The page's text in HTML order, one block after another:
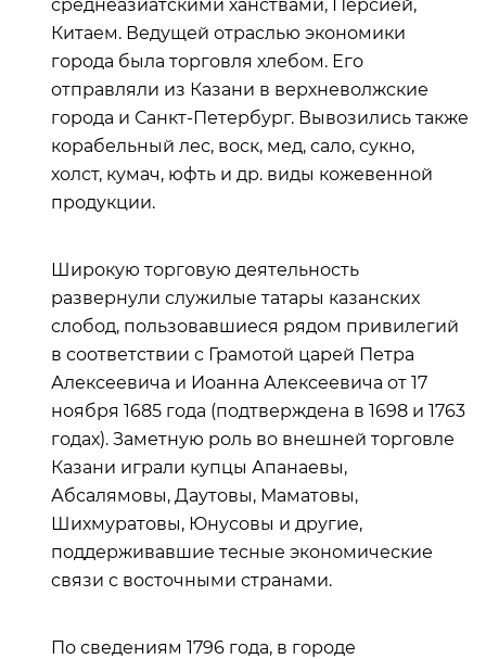
среднеазиатскими ханствами, Персией,
Китаем. Ведущей отраслью экономики
города была торговля хлебом. Его
отправляли из Казани в верхневолжские
города и Санкт-Петербург. Вывозились также
корабельный лес, воск, мед, сало, сукно,
холст, кумач, юфть и др. виды кожевенной
продукции.
Широкую торговую деятельность
развернули служилые татары казанских
слобод, пользовавшиеся рядом привилегий
в соответствии с Грамотой царей Петра
Алексеевича и Иоанна Алексеевича от 17
ноября 1685 года (подтверждена в 1698 и 1763
годах). Заметную роль во внешней торговле
Казани играли купцы Апанаевы,
Абсалямовы, Даутовы, Маматовы,
Шихмуратовы, Юнусовы и другие,
поддерживавшие тесные экономические
связи с восточными странами.
По сведениям 1796 года, в городе